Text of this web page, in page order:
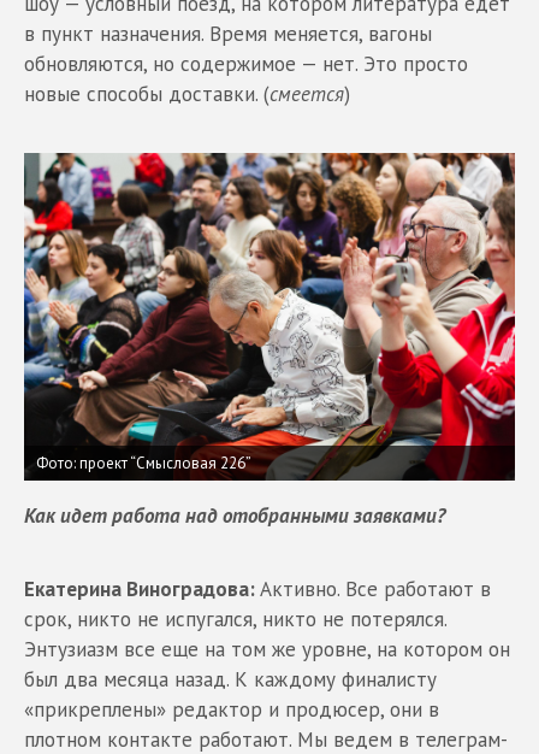
в пункт назначения. Время меняется, вагоны
обновляются, но содержимое — нет. Это просто
новые способы доставки. (смеется)
Фото: проект “Cмысловая 226”
Как идет работа над отобранными заявками?
Екатерина Виноградова:Активно. Все работают в
срок, никто не испугался, никто не потерялся.
Энтузиазм все еще на том же уровне, на котором он
был два месяца назад. К каждому финалисту
«прикреплены» редактор и продюсер, они в
плотном контакте работают. Мы ведем в телеграм-